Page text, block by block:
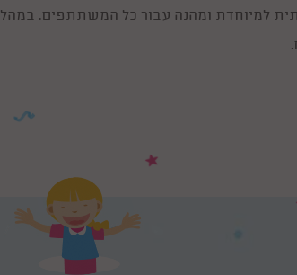
למיוחדת ומהנה עבור כל המשתתפים.